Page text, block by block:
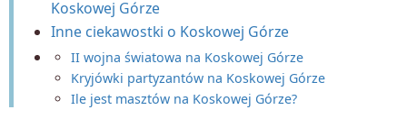
Koskowej Górze
Inne ciekawostki o Koskowej Górze
II wojna światowa na Koskowej Górze
Kryjówki partyzantów na Koskowej Górze
Ile jest masztów na Koskowej Górze?